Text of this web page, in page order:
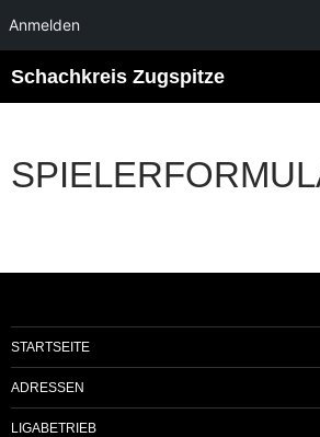
Anmelden
Schachkreis Zugspitze
STARTSEITE
ADRESSEN
LIGABETRIEB